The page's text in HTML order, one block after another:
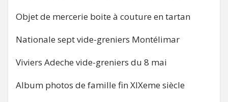
Objet de mercerie boite à couture en tartan
Nationale sept vide-greniers Montélimar
Viviers Adeche vide-greniers du 8 mai
Album photos de famille fin XIXeme siècle